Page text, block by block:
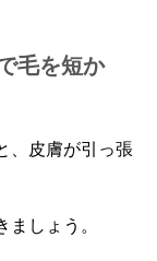
毛を短か
、皮膚が引っ張
しょう。